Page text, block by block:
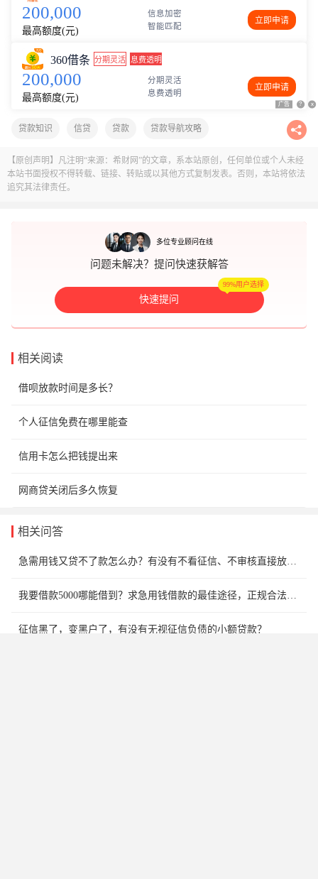
广告 ? x
200,000
最高额度(元)
信息加密
智能匹配
立即申请
360借条 分期灵活 息费透明
200,000
最高额度(元)
分期灵活
息费透明
立即申请
广告 ? x
贷款知识 信贷 贷款 贷款导航攻略
【原创声明】凡注明“来源：希财网”的文章，系本站原创，任何单位或个人未经
本站书面授权不得转载、链接、转贴或以其他方式复制发表。否则，本站将依法
追究其法律责任。
多位专业顾问在线
问题未解决？提问快速获解答
快速提问
99%用户选择
相关阅读
借呗放款时间是多长？
个人征信免费在哪里能查
信用卡怎么把钱提出来
网商贷关闭后多久恢复
相关问答
征信黑了，变黑户了，有没有无视征信负债的小额贷款？